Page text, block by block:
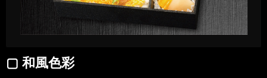
▢ 和風色彩